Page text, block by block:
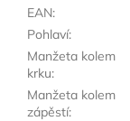
EAN:
Pohlaví:
Manžeta kolem
krku:
Manžeta kolem
zápěstí: